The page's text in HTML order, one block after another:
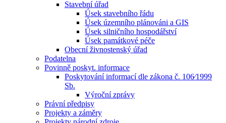
Stavební úřad
Úsek stavebního řádu
Úsek územního plánováni a GIS
Úsek silničního hospodářství
Úsek památkové péče
Obecní živnostenský úřad
Podatelna
Povinně poskyt. informace
Poskytování informací dle zákona č. 106⁄1999
Sb.
Výroční zprávy
Právní předpisy
Projekty a záměry